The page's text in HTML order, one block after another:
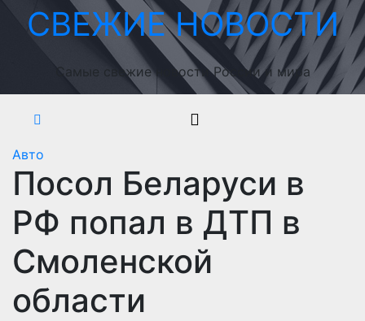
ПерейтиСВЕЖИЕ НОВОСТИ
Самые свежие новости России и мира
Авто
Посол Беларуси в
РФ попал в ДТП в
Смоленской
области